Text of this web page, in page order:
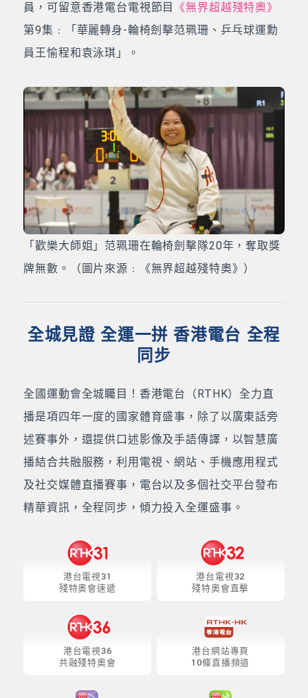
員，可留意香港電台電視節目
《無界超越殘特奧》
第9集﹕「華麗轉身-輪椅劍擊范珮珊、乒乓球運勳
員王愉程和袁泳琪」。
「歡樂大師姐」范珮珊在輪椅劍擊隊20年，奪取獎
牌無數。（圖片來源﹕《無界超越殘特奧》）
全城見證 全運一拼 香港電台 全程
同步
全國運動會全城矚目！香港電台（RTHK）全力直
播是項四年一度的國家體育盛事，除了以廣東話旁
述賽事外，還提供口述影像及手語傳譯，以智慧廣
播結合共融服務，利用電視、網站、手機應用程式
及社交媒體直播賽事，電台以及多個社交平台發布
精華資訊，全程同步，傾力投入全運盛事。
港台電視31
殘特奧會速遞
港台電視32
殘特奧會直擊
港台電視36
共融殘特奧會
港台網站專頁
10條直播頻道